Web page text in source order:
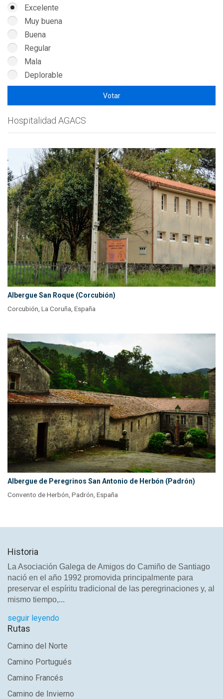
Excelente
Muy buena
Buena
Regular
Mala
Deplorable
Hospitalidad AGACS
Albergue San Roque (Corcubión)
Corcubión, La Coruña, España
Albergue de Peregrinos San Antonio de Herbón (Padrón)
Convento de Herbón, Padrón, España
Historia
La Asociación Galega de Amigos do Camiño de Santiago
nació en el año 1992 promovida principalmente para
preservar el espíritu tradicional de las peregrinaciones y, al
mismo tiempo,...
seguir leyendo
Rutas
Camino del Norte
Camino Portugués
Camino Francés
Camino de Invierno